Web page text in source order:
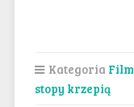
Kategoria Film
stopy krzepią